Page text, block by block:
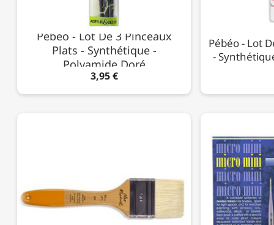
Pébéo - Lot De 3 Pinceaux
Plats - Synthétique -
Polyamide Doré
3,95 €
Pébéo - Lot
-